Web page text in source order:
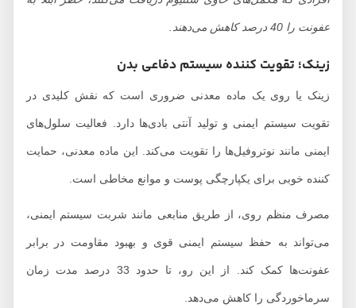
عفونت را 40 درصد کاهش می‌دهند.
زینک؛ تقویت کننده سیستم دفاعی بدن
زینک یا روی یک ماده معدنی ضروری است که نقش کلیدی در
تقویت سیستم ایمنی و تولید آنتی بادی‌ها دارد. فعالیت سلول‌های
ایمنی مانند نوتروفیل‌ها را تقویت می‌کند. این ماده معدنی، حمایت
کننده خوبی برای یکپارچگی پوست و موانع مخاطی است.
مصرف منظم روی، از طریق منابعی مانند شربت سیستم ایمنی،
می‌تواند به حفظ سیستم ایمنی قوی و بهبود مقاومت در برابر
عفونت‌ها کمک کند. از این رو، تا حدود 33 درصد مدت زمان
سرماخوردگی را کاهش می‌دهد.